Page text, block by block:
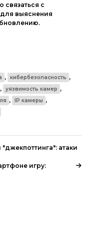
связаться с
выяснения
, кибербезопасность ,
, уязвимость камер ,
, IP камеры ,
атаки
игру: